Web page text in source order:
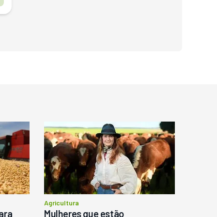
Agricultura
Mulheres que estão